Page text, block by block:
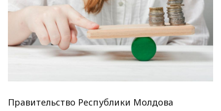
Правительство Республики Молдова